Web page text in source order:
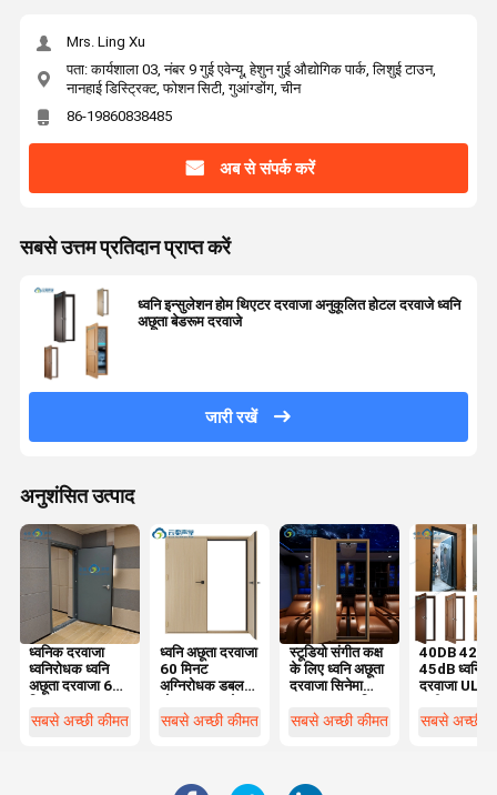
Mrs. Ling Xu
पता: कार्यशाला 03, नंबर 9 गुई एवेन्यू, हेशुन गुई औद्योगिक पार्क, लिशुई टाउन,
नानहाई डिस्ट्रिक्ट, फोशन सिटी, गुआंग्डोंग, चीन
86-19860838485
अब से संपर्क करें
सबसे उत्तम प्रतिदान प्राप्त करें
ध्वनि इन्सुलेशन होम थिएटर दरवाजा अनुकूलित होटल दरवाजे ध्वनि
अछूता बेडरूम दरवाजे
जारी रखें
अनुशंसित उत्पाद
ध्वनिक दरवाजा
ध्वनिरोधक ध्वनि
अछूता दरवाजा 60
प्रतिरोधी ड्रम रूम
सबसे अच्छी कीमत
ध्वनि अछूता दरवाजा
60 मिनट
अग्निरोधक डबल
लिए पियानो रूम
सबसे अच्छी कीमत
स्टूडियो संगीत कक्ष
के लिए ध्वनि अछूता
दरवाजा सिनेमा
समाधान
सबसे अच्छी कीमत
40DB 42dB
45dB ध्वनि
दरवाजा UL
भोज के लिए
सबसे अच्छी